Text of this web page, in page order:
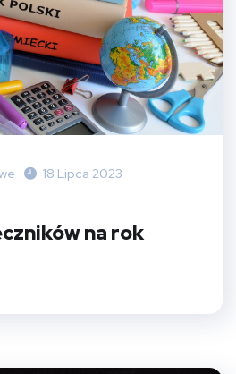
18 Lipca 2023
na rok